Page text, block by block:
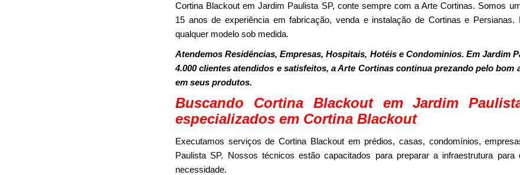
Cortina Blackout em Jardim Paulista SP, conte sempre com a Arte Cortinas. Somos
15 anos de experiência em fabricação, venda e instalação de Cortinas e Persianas.
qualquer modelo sob medida.
Atendemos Residências, Empresas, Hospitais, Hotéis e Condominios. Em Jardim
4.000 clientes atendidos e satisfeitos, a Arte Cortinas continua prezando pelo bom
em seus produtos.
Buscando Cortina Blackout em Jardim
especializados em Cortina Blackout
Executamos serviços de Cortina Blackout em prédios, casas, condomínios,
Paulista SP. Nossos técnicos estão capacitados para preparar a infraestrutura
necessidade.